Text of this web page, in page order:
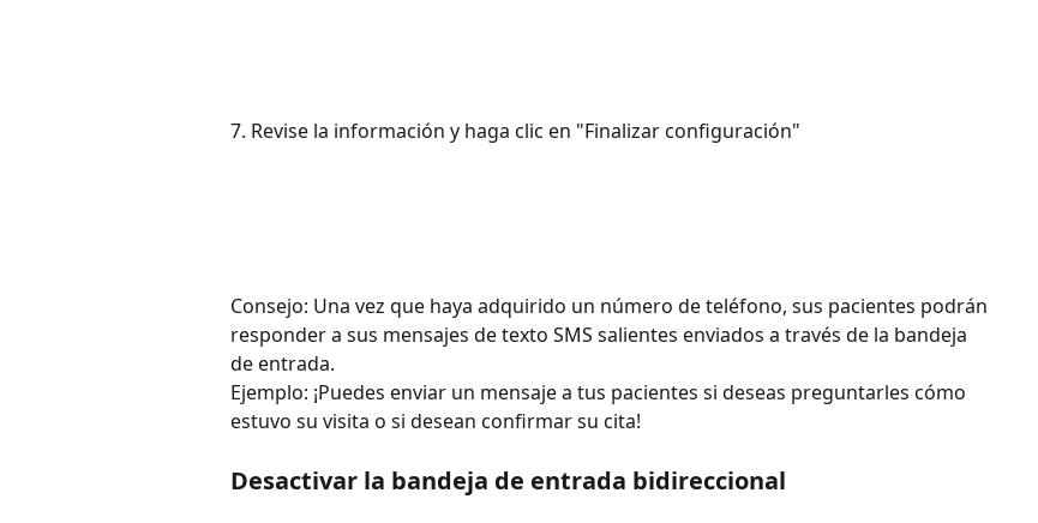
7. Revise la información y haga clic en "Finalizar configuración"
Consejo: Una vez que haya adquirido un número de teléfono, sus pacientes podrán
responder a sus mensajes de texto SMS salientes enviados a través de la bandeja
de entrada.
Ejemplo: ¡Puedes enviar un mensaje a tus pacientes si deseas preguntarles cómo
estuvo su visita o si desean confirmar su cita!
Desactivar la bandeja de entrada bidireccional